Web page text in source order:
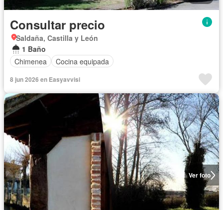
Consultar precio
Saldaña, Castilla y León
1 Baño
Chimenea
Cocina equipada
8 jun 2026 en Easyavvisi
Ver foto